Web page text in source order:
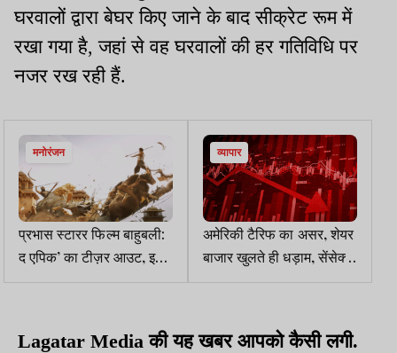
घरवालों द्वारा बेघर किए जाने के बाद सीक्रेट रूम में
रखा गया है, जहां से वह घरवालों की हर गतिविधि पर
नजर रख रही हैं.
मनोरंजन
प्रभास स्टारर फिल्म बाहुबली:
द एपिक’ का टीज़र आउट, इस
दिन होगी रिलीज
व्यापार
अमेरिकी टैरिफ का असर, शेयर
बाजार खुलते ही धड़ाम, सेंसेक्स
657 अंक लुढ़का, निफ्टी भी
Lagatar Media की यह खबर आपको कैसी लगी.